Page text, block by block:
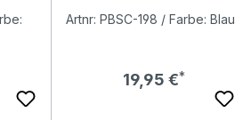
Artnr: PBSC-198 / Farbe: Blau
Regulärer Preis:
19,95 €